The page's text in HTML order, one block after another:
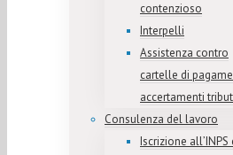
contenzioso
Interpelli
Assistenza contro
cartelle di
accertamenti
Consulenza del lavoro
Iscrizione all’INPS